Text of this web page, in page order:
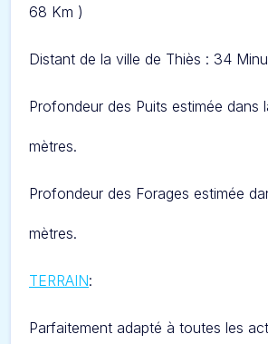
68 Km )
Distant de la ville de Thiès : 34
Profondeur des Puits estimée dans
mètres.
Profondeur des Forages estimée
mètres.
TERRAIN:
Parfaitement adapté à toutes les